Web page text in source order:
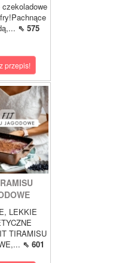
czekoladowe
⇖ 575
przepis!
LEKKIE
TIRAMISU
⇖ 601